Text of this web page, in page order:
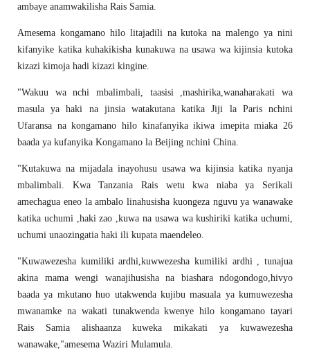
ambaye anamwakilisha Rais Samia.
Amesema kongamano hilo litajadili na kutoka na malengo ya nini
kifanyike katika kuhakikisha kunakuwa na usawa wa kijinsia kutoka
kizazi kimoja hadi kizazi kingine.
"Wakuu wa nchi mbalimbali, taasisi ,mashirika,wanaharakati wa
masula ya haki na jinsia watakutana katika Jiji la Paris nchini
Ufaransa na kongamano hilo kinafanyika ikiwa imepita miaka 26
baada ya kufanyika Kongamano la Beijing nchini China.
"Kutakuwa na mijadala inayohusu usawa wa kijinsia katika nyanja
mbalimbali. Kwa Tanzania Rais wetu kwa niaba ya Serikali
amechagua eneo la ambalo linahusisha kuongeza nguvu ya wanawake
katika uchumi ,haki zao ,kuwa na usawa wa kushiriki katika uchumi,
uchumi unaozingatia haki ili kupata maendeleo.
"Kuwawezesha kumiliki ardhi,kuwwezesha kumiliki ardhi , tunajua
akina mama wengi wanajihusisha na biashara ndogondogo,hivyo
baada ya mkutano huo utakwenda kujibu masuala ya kumuwezesha
mwanamke na wakati tunakwenda kwenye hilo kongamano tayari
Rais Samia alishaanza kuweka mikakati ya kuwawezesha
wanawake,"amesema Waziri Mulamula.